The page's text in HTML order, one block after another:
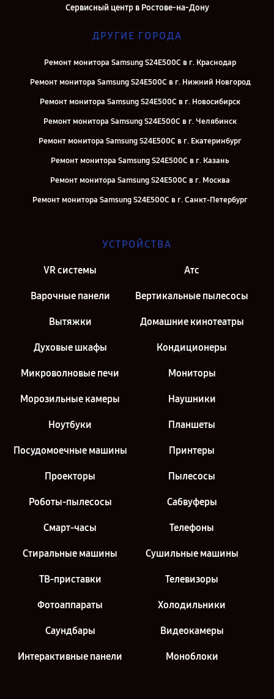
Сервисный центр в Ростове-на-Дону
ДРУГИЕ ГОРОДА
Ремонт монитора Samsung S24E500C в г. Краснодар
Ремонт монитора Samsung S24E500C в г. Нижний Новгород
Ремонт монитора Samsung S24E500C в г. Новосибирск
Ремонт монитора Samsung S24E500C в г. Челябинск
Ремонт монитора Samsung S24E500C в г. Екатеринбург
Ремонт монитора Samsung S24E500C в г. Казань
Ремонт монитора Samsung S24E500C в г. Москва
Ремонт монитора Samsung S24E500C в г. Санкт-Петербург
УСТРОЙСТВА
VR системы Атс
Варочные панели Вертикальные пылесосы
Вытяжки Домашние кинотеатры
Духовые шкафы Кондиционеры
Микроволновые печи Мониторы
Морозильные камеры Наушники
Ноутбуки Планшеты
Посудомоечные машины Принтеры
Проекторы Пылесосы
Роботы-пылесосы Сабвуферы
Смарт-часы Телефоны
Стиральные машины Сушильные машины
ТВ-приставки Телевизоры
Фотоаппараты Холодильники
Саундбары Видеокамеры
Интерактивные панели Моноблоки